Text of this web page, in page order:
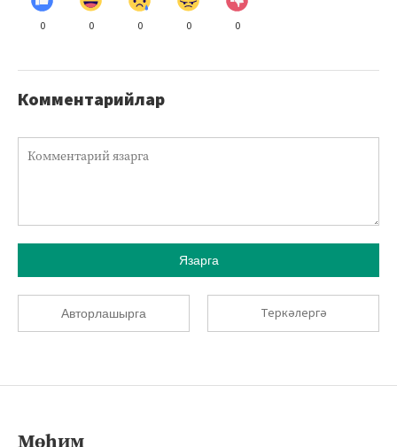
0 0 0 0 0
Комментарийлар
Язарга
Авторлашырга Теркәлергә
Мөһим